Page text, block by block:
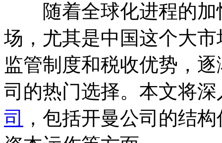
随着全球化进程的加
场，尤其是中国这个大
监管制度和税收优势，
司的热门选择。本文将深
司
，包括开曼公司的结